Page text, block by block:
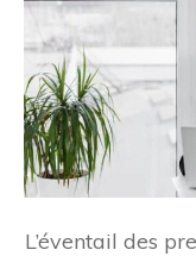
L’éventail des